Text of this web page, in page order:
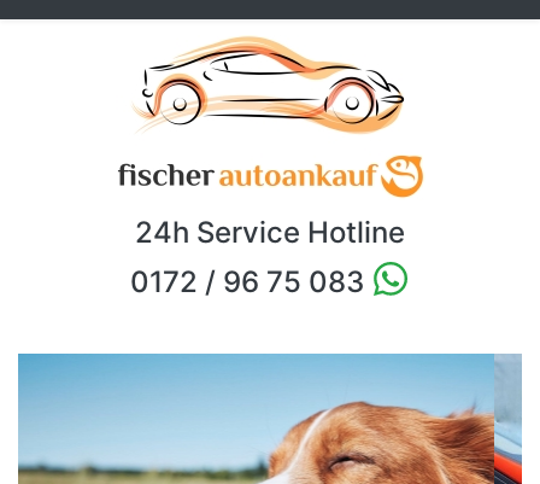
24h Service Hotline
0172 / 96 75 083